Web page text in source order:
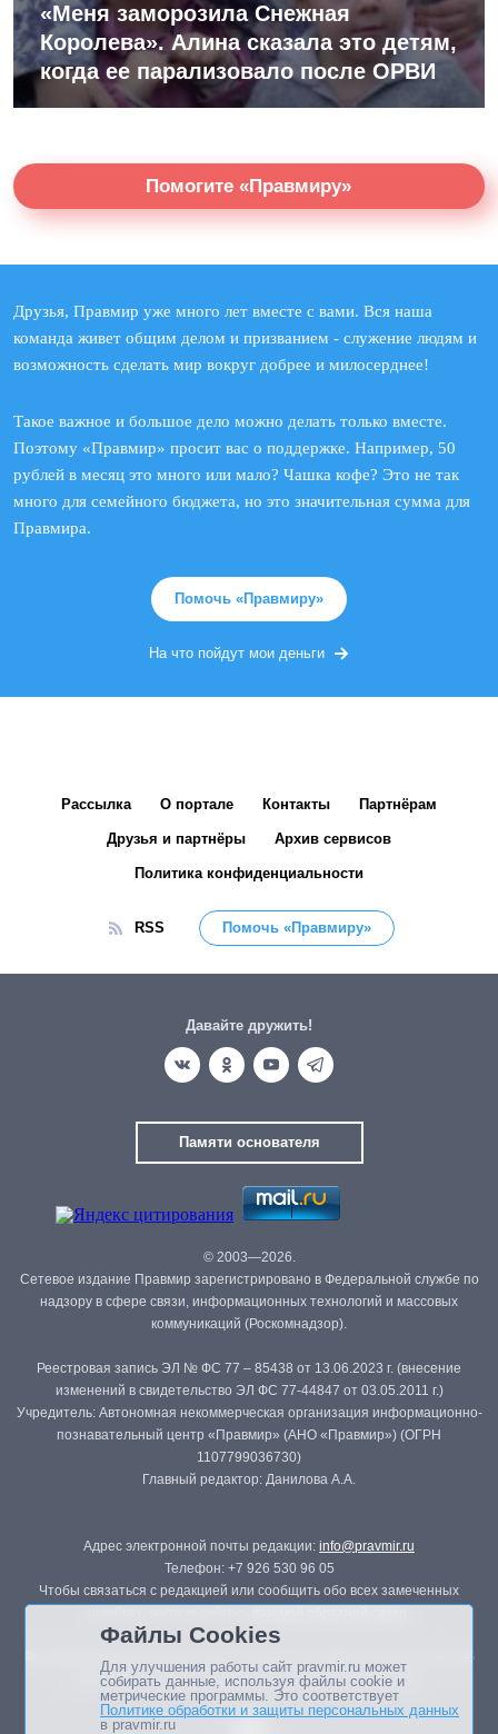
«Меня заморозила Снежная
Королева». Алина сказала это детям,
когда ее парализовало после ОРВИ
Помогите «Правмиру»
Друзья, Правмир уже много лет вместе с вами. Вся наша
команда живет общим делом и призванием - служение людям и
возможность сделать мир вокруг добрее и милосерднее!
Такое важное и большое дело можно делать только вместе.
Поэтому «Правмир» просит вас о поддержке. Например, 50
рублей в месяц это много или мало? Чашка кофе? Это не так
много для семейного бюджета, но это значительная сумма для
Правмира.
Помочь «Правмиру»
На что пойдут мои деньги
Рассылка О портале Контакты Партнёрам
Друзья и партнёры Архив сервисов
Политика конфиденциальности
RSS Помочь «Правмиру»
Давайте дружить!
Памяти основателя
© 2003—2026.
Сетевое издание Правмир зарегистрировано в Федеральной службе по
надзору в сфере связи, информационных технологий и массовых
коммуникаций (Роскомнадзор).
Реестровая запись ЭЛ № ФС 77 – 85438 от 13.06.2023 г. (внесение
изменений в свидетельство ЭЛ ФС 77-44847 от 03.05.2011 г.)
Учредитель: Автономная некоммерческая организация информационно-
познавательный центр «Правмир» (АНО «Правмир») (ОГРН
1107799036730)
Главный редактор: Данилова А.А.
Адрес электронной почты редакции: info@pravmir.ru
Телефон: +7 926 530 96 05
Чтобы связаться с редакцией или сообщить обо всех замеченных
Републикация материалов сайта в печатных изданиях (книгах, прессе)
возможна только с письменного разрешения редакции.
Файлы Cookies
Для улучшения работы сайт pravmir.ru может
собирать данные, используя файлы cookie и
метрические программы. Это соответствует
Политике обработки и защиты персональных данных
в pravmir.ru